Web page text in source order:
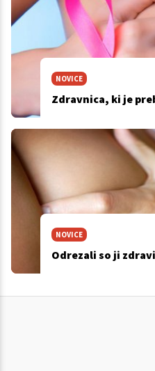
NOVICE
Zdravnica, ki je
NOVICE
Odrezali so ji